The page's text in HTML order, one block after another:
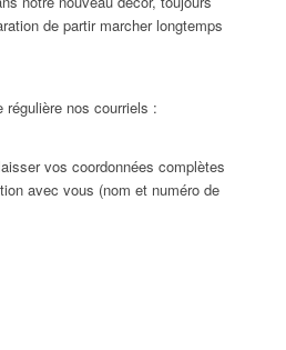
de partir marcher longtemps
régulière nos courriels :
vos coordonnées complètes
avec vous (nom et numéro de